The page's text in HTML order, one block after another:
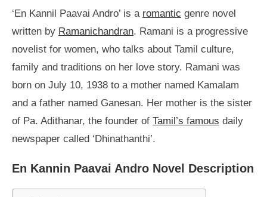
‘En Kannil Paavai Andro’ is a romantic genre novel
written by Ramanichandran. Ramani is a progressive
novelist for women, who talks about Tamil culture,
family and traditions on her love story. Ramani was
born on July 10, 1938 to a mother named Kamalam
and a father named Ganesan. Her mother is the sister
of Pa. Adithanar, the founder of Tamil’s famous daily
newspaper called ‘Dhinathanthi’.
En Kannin Paavai Andro Novel Description